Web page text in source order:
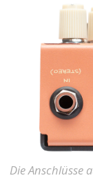
Die Anschlüsse